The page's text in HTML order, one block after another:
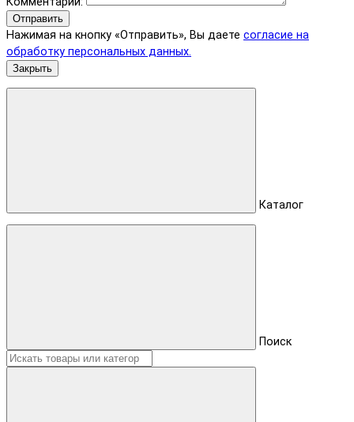
Отправить
Нажимая на кнопку «Отправить», Вы даете согласие на
обработку персональных данных.
Закрыть
Каталог
Поиск